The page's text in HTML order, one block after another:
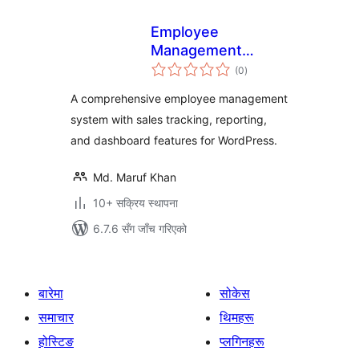
Employee
Management
System
(0कुल
रेटिङ्गहरू
)
A comprehensive employee management
system with sales tracking, reporting,
and dashboard features for WordPress.
Md. Maruf Khan
10+ सक्रिय स्थापना
6.7.6 सँग जाँच गरिएको
बारेमा
समाचार
होस्टिङ
सोकेस
थिमहरू
प्लगिनहरू